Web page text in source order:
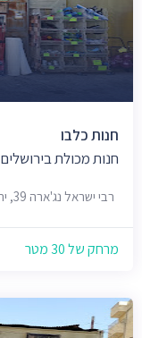
חנות כלבו
חנות מכולת בירושלים
רבי ישראל נג'ארה 39, ירושלים
מרחק של 30 מטר